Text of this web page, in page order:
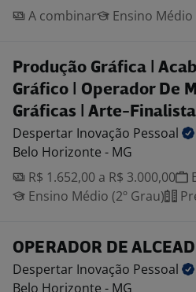
A combinar
Ensino Médio
Produção Gráfica |
Gráfico | Operador De
Gráficas | Arte-Finalista
Despertar Inovação Pessoal
Belo Horizonte - MG
R$ 1.652,00 a R$ 3.000,00
Ensino Médio (2º Grau)
OPERADOR DE
Despertar Inovação Pessoal
Belo Horizonte - MG